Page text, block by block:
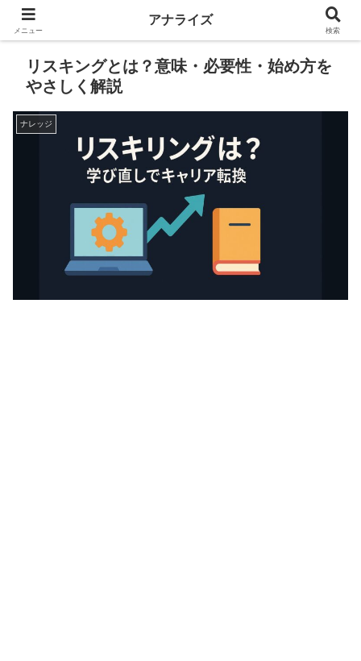
リスキングとは？意味・必要性・始め方を
やさしく解説
ナレッジ
メニュー
アナライズ
検索